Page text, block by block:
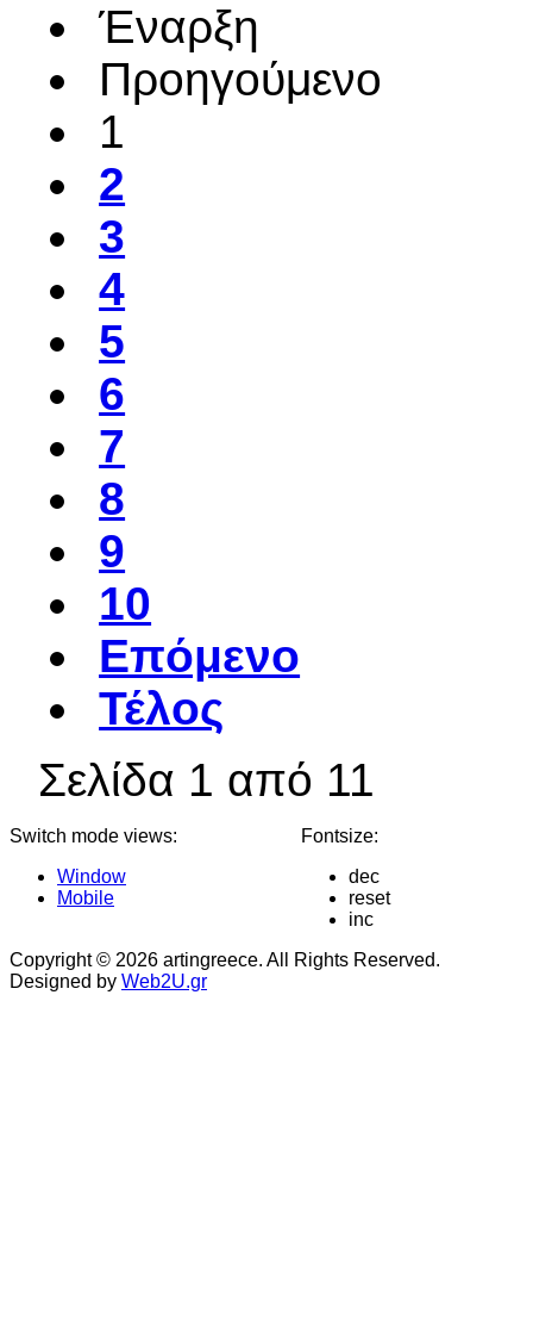
Έναρξη
Προηγούμενο
1
2
3
4
5
6
7
8
9
10
Επόμενο
Τέλος
Σελίδα 1 από 11
Switch mode views:
Window
Mobile
Fontsize:
dec
reset
inc
Copyright © 2026 artingreece. All Rights Reserved.
Designed by Web2U.gr